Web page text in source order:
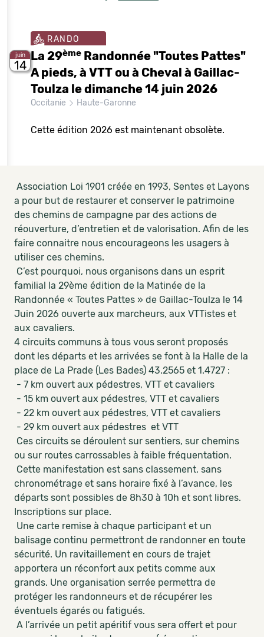
juin
14
RANDO
La 29ème Randonnée "Toutes Pattes"
A pieds, à VTT ou à Cheval à Gaillac-
Toulza le dimanche 14 juin 2026
Occitanie Haute-Garonne
Cette édition 2026 est maintenant obsolète.
Association Loi 1901 créée en 1993, Sentes et Layons
a pour but de restaurer et conserver le patrimoine
des chemins de campagne par des actions de
réouverture, d’entretien et de valorisation. Afin de les
faire connaitre nous encourageons les usagers à
utiliser ces chemins.
C’est pourquoi, nous organisons dans un esprit
familial la 29ème édition de la Matinée de la
Randonnée « Toutes Pattes » de Gaillac-Toulza le 14
Juin 2026 ouverte aux marcheurs, aux VTTistes et
aux cavaliers.
4 circuits communs à tous vous seront proposés
dont les départs et les arrivées se font à la Halle de la
place de La Prade (Les Bades) 43.2565 et 1.4727 :
- 7 km ouvert aux pédestres, VTT et cavaliers
- 15 km ouvert aux pédestres, VTT et cavaliers
- 22 km ouvert aux pédestres, VTT et cavaliers
- 29 km ouvert aux pédestres et VTT
Ces circuits se déroulent sur sentiers, sur chemins
ou sur routes carrossables à faible fréquentation.
Cette manifestation est sans classement, sans
chronométrage et sans horaire fixé à l’avance, les
départs sont possibles de 8h30 à 10h et sont libres.
Inscriptions sur place.
Une carte remise à chaque participant et un
balisage continu permettront de randonner en toute
sécurité. Un ravitaillement en cours de trajet
apportera un réconfort aux petits comme aux
grands. Une organisation serrée permettra de
protéger les randonneurs et de récupérer les
éventuels égarés ou fatigués.
A l’arrivée un petit apéritif vous sera offert et pour